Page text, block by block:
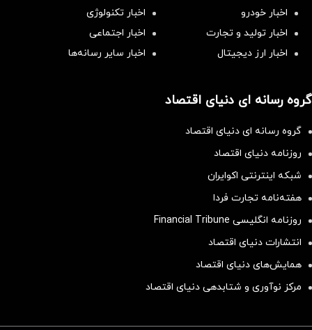
اخبار خودرو
اخبار تکنولوژی
اخبار تولید و تجارت
اخبار اجتماعی
اخبار ارز دیجیتال
اخبار سایر رسانه‌‌ها
گروه رسانه ای دنیای اقتصاد
گروه رسانه ای دنیای اقتصاد
روزنامه دنیای اقتصاد
شبکه اینترنتی اکوایران
هفته‌نامه تجارت فردا
روزنامه انگلیسی Financial Tribune
انتشارات دنیای اقتصاد
همایش‌های دنیای اقتصاد
مرکز نوآوری و شتابدهی دنیای اقتصاد